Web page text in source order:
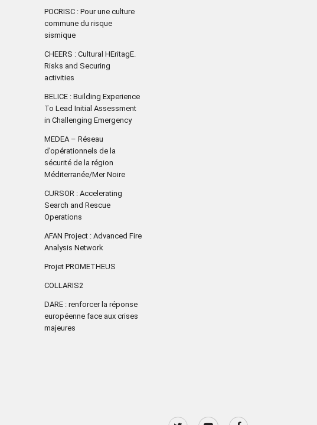
POCRISC : Pour une culture
commune du risque
sismique
CHEERS : Cultural HEritagE.
Risks and Securing
activities
BELICE : Building Experience
To Lead Initial Assessment
in Challenging Emergency
MEDEA – Réseau
d’opérationnels de la
sécurité de la région
Méditerranée/Mer Noire
CURSOR : Accelerating
Search and Rescue
Operations
AFAN Project : Advanced Fire
Analysis Network
Projet PROMETHEUS
COLLARIS2
DARE : renforcer la réponse
européenne face aux crises
majeures